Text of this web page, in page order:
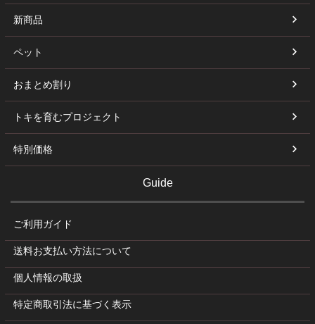
新商品
ペット
おまとめ割り
トキを育むプロジェクト
特別価格
Guide
ご利用ガイド
送料お支払い方法について
個人情報の取扱
特定商取引法に基づく表示